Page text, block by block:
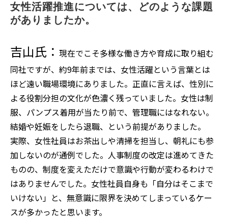
女性活躍推進については、どのような課題
がありましたか。
吉山氏： 現在でこそ多様な働き方や育成に取り組む
同社ですが、約9年前までは、女性活躍という言葉とは
ほど遠い職場環境にありました。正直に言えば、性別に
よる役割分担の文化が色濃く残っていました。女性は制
服、パンプス着用が当たり前で、管理職にはなれない。
結婚や妊娠をしたら退職、という前提がありました。
実際、女性社員はお茶出しや清掃を担当し、朝礼にも参
加しないのが通例でした。人事制度の改定は進めてきた
ものの、制度を変えただけで意識や行動が変わるわけで
はありませんでした。女性社員自身も「自分はそこまで
いけない」と、無意識に限界を決めてしまっているケー
スが多かったと思います。